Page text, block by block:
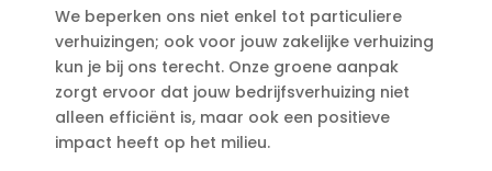
We beperken ons niet enkel tot particuliere
verhuizingen; ook voor jouw zakelijke verhuizing
kun je bij ons terecht.​ Onze groene aanpak
zorgt ervoor dat jouw bedrijfsverhuizing niet
alleen efficiënt is, maar ook een positieve
impact heeft op het milieu.​